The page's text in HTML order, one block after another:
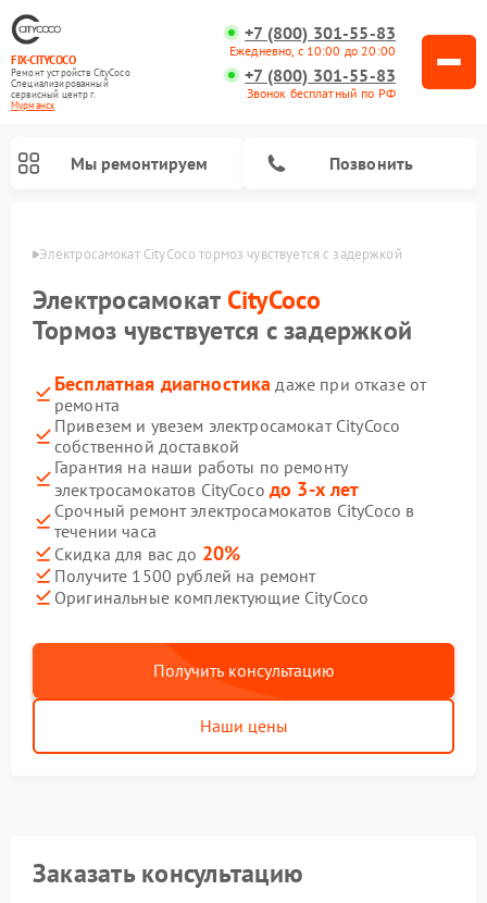
FIX-CITYCOCO
Ремонт устройств CityCoco
Специализированный
cервисный центр г.
Мурманск
+7 (800) 301-55-83
Ежедневно, с 10:00 до 20:00
+7 (800) 301-55-83
Звонок бесплатный по РФ
Мы ремонтируем Позвонить
Электросамокат CityCoco тормоз чувствуется с задержкой
Электросамокат CityCoco
Тормоз чувствуется с задержкой
Бесплатная диагностика даже при отказе от
ремонта
Привезем и увезем электросамокат CityCoco
собственной доставкой
Гарантия на наши работы по ремонту
электросамокатов CityCoco до 3-х лет
Срочный ремонт электросамокатов CityCoco в
течении часа
Скидка для вас до 20%
Получите 1500 рублей на ремонт
Оригинальные комплектующие CityCoco
Получить консультацию
Наши цены
Заказать консультацию